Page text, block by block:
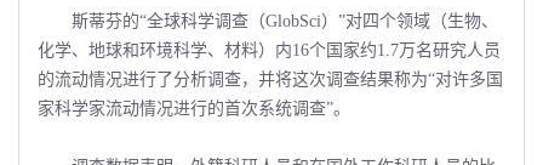
斯蒂芬的“全球科学调查（GlobSci）”对四个领域（生物、
化学、地球和环境科学、材料）内16个国家约1.7万名研究人员
的流动情况进行了分析调查，并将这次调查结果称为“对许多国
家科学家流动情况进行的首次系统调查”。